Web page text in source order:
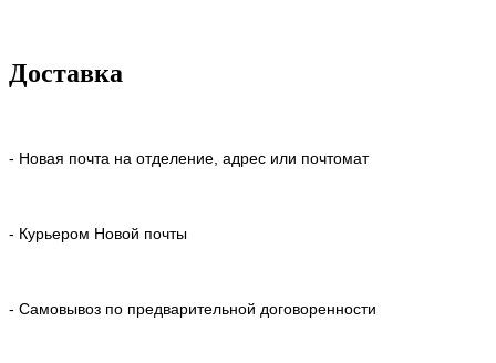
Доставка
- Новая почта на отделение, адрес или почтомат
- Курьером Новой почты
- Самовывоз по предварительной договоренности